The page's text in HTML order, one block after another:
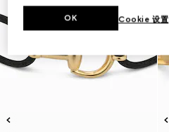
Cookie 设置
OK